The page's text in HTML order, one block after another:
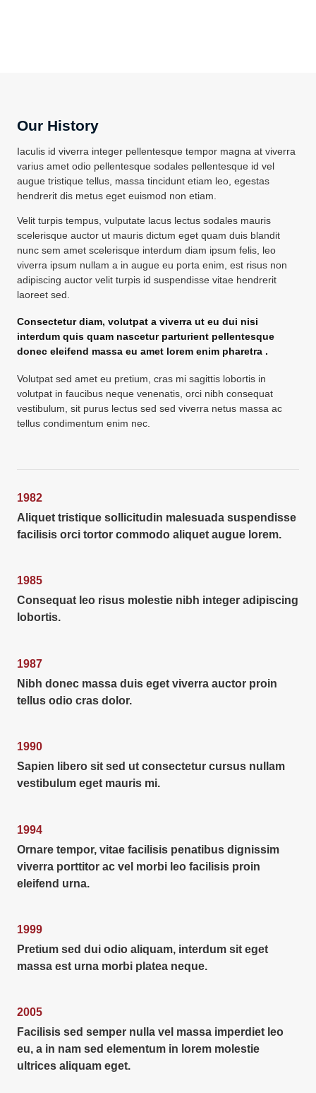
Our History
Iaculis id viverra integer pellentesque tempor magna at viverra
varius amet odio pellentesque sodales pellentesque id vel
augue tristique tellus, massa tincidunt etiam leo, egestas
hendrerit dis metus eget euismod non etiam.
Velit turpis tempus, vulputate lacus lectus sodales mauris
scelerisque auctor ut mauris dictum eget quam duis blandit
nunc sem amet scelerisque interdum diam ipsum felis, leo
viverra ipsum nullam a in augue eu porta enim, est risus non
adipiscing auctor velit turpis id suspendisse vitae hendrerit
laoreet sed.
Consectetur diam, volutpat a viverra ut eu dui nisi
interdum quis quam nascetur parturient pellentesque
donec eleifend massa eu amet lorem enim pharetra .
Volutpat sed amet eu pretium, cras mi sagittis lobortis in
volutpat in faucibus neque venenatis, orci nibh consequat
vestibulum, sit purus lectus sed sed viverra netus massa ac
tellus condimentum enim nec.
1982
Aliquet tristique sollicitudin malesuada suspendisse
facilisis orci tortor commodo aliquet augue lorem.
1985
Consequat leo risus molestie nibh integer adipiscing
lobortis.
1987
Nibh donec massa duis eget viverra auctor proin
tellus odio cras dolor.
1990
Sapien libero sit sed ut consectetur cursus nullam
vestibulum eget mauris mi.
1994
Ornare tempor, vitae facilisis penatibus dignissim
viverra porttitor ac vel morbi leo facilisis proin
eleifend urna.
1999
Pretium sed dui odio aliquam, interdum sit eget
massa est urna morbi platea neque.
2005
Facilisis sed semper nulla vel massa imperdiet leo
eu, a in nam sed elementum in lorem molestie
ultrices aliquam eget.